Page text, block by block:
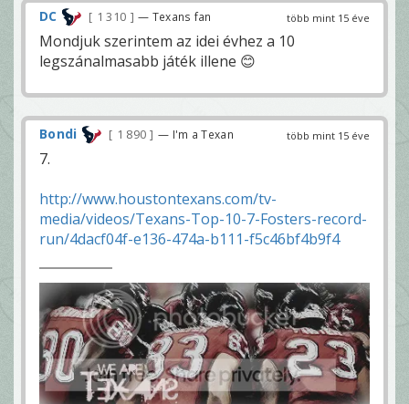
több mint 15 éve
DC 1 310 — Texans fan
Mondjuk szerintem az idei évhez a 10
legszánalmasabb játék illene 😊
több mint 15 éve
Bondi 1 890 — I'm a Texan
7.
http://www.houstontexans.com/tv-
media/videos/Texans-Top-10-7-Fosters-record-
run/4dacf04f-e136-474a-b111-f5c46bf4b9f4